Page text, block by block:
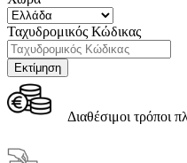
Ταχυδρομικός Κώδικας
Διαθέσιμοι τρόποι